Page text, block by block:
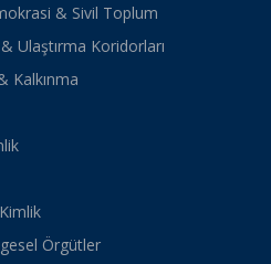
& Sivil Toplum
Ulaştırma Koridorları
Kalkınma
Örgütler